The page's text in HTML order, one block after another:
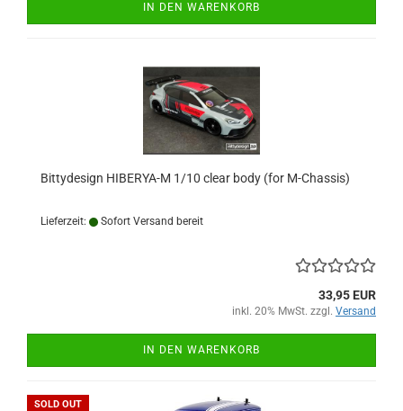
IN DEN WARENKORB
Bittydesign HIBERYA-M 1/10 clear body (for M-Chassis)
Lieferzeit: Sofort Versand bereit
33,95 EUR
inkl. 20% MwSt. zzgl. Versand
IN DEN WARENKORB
SOLD OUT